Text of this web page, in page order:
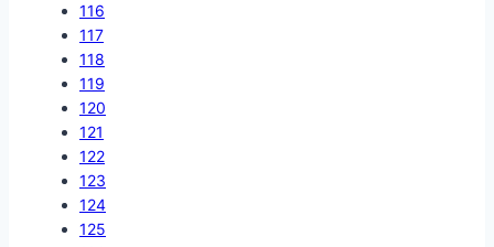
116
117
118
119
120
121
122
123
124
125